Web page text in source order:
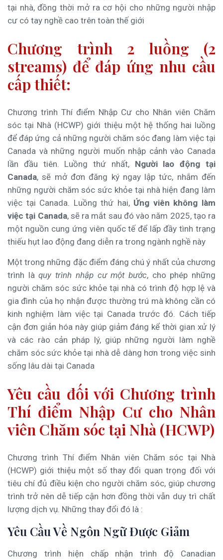
tại nhà, đồng thời mở ra cơ hội cho những người nhập
cư có tay nghề cao trên toàn thế giới
Chương trình 2 luồng (2
streams) để đáp ứng nhu cầu
cấp thiết:
Chương trình Thí điểm Nhập Cư cho Nhân viên Chăm
sóc tại Nhà (HCWP) giới thiệu một hệ thống hai luồng
để đáp ứng cả những người chăm sóc đang làm việc tại
Canada và những người muốn nhập cảnh vào Canada
lần đầu tiên. Luồng thứ nhất, Người lao động tại
Canada, sẽ mở đơn đăng ký ngay lập tức, nhắm đến
những người chăm sóc sức khỏe tại nhà hiện đang làm
việc tại Canada. Luồng thứ hai, Ứng viên không làm
việc tại Canada, sẽ ra mắt sau đó vào năm 2025, tạo ra
một nguồn cung ứng viên quốc tế để lấp đầy tình trạng
thiếu hụt lao động đang diễn ra trong ngành nghề này
Một trong những đặc điểm đáng chú ý nhất của chương
trình làquy trình nhập cư một bước, cho phép những
người chăm sóc sức khỏe tại nhà có trình độ hợp lệ và
gia đình của họ nhận được thường trú mà không cần có
kinh nghiệm làm việc tại Canada trước đó. Cách tiếp
cận đơn giản hóa này giúp giảm đáng kể thời gian xử lý
và các rào cản pháp lý, giúp những người làm nghề
chăm sóc sức khỏe tại nhà dễ dàng hơn trong việc sinh
sống lâu dài tại Canada
Yêu cầu đối với Chương trình
Thí điểm Nhập Cư cho Nhân
viên Chăm sóc tại Nhà (HCWP)
Chương trình Thí điểm Nhân viên Chăm sóc tại Nhà
(HCWP) giới thiệu một số thay đổi quan trọng đối với
tiêu chí đủ điều kiện cho người chăm sóc, giúp chương
trình trở nên dễ tiếp cận hơn đồng thời vẫn duy trì chất
lượng dịch vụ. Những thay đổi đó là :
Yêu Cầu Về Ngôn Ngữ Được Giảm
Chương trình hiện chấp nhận trình độ Canadian